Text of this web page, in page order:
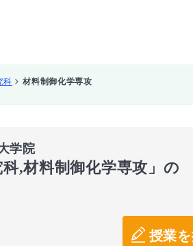
科 材料制御化学専攻
学院
科,材料制御化学専攻」の
授業